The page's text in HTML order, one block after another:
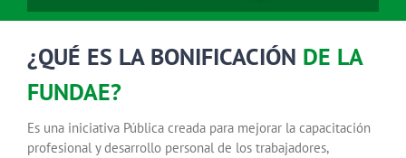
¿QUÉ ES LA BONIFICACIÓN DE LA
FUNDAE?
Es una iniciativa Pública creada para mejorar la capacitación
profesional y desarrollo personal de los trabajadores,